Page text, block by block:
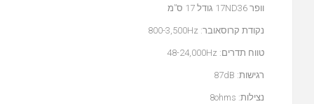
וופר 17ND36 גודל 17 ס”מ
נקודת קרוסאובר: 800-3,500Hz
טווח תדרים: 48-24,000Hz
רגישות: 87dB
נצילות: 8ohms